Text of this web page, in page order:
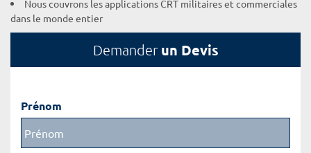
Nous couvrons les applications CRT militaires et commerciales
dans le monde entier
Demander un Devis
Prénom